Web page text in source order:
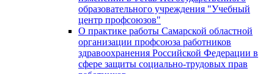
образовательного учреждения "Учебный
центр профсоюзов"
О практике работы Самарской областной
организации профсоюза работников
здравоохранения Российской Федерации в
сфере защиты социально-трудовых прав